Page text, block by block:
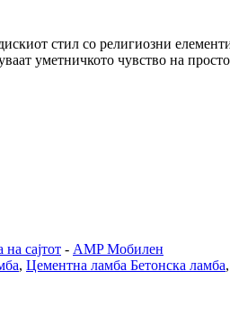
стил со религиозни
уметничкото чувство на
сајтот - AMP Мобилен
, Цементна ламба Бетонска ламба,